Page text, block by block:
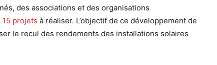
des associations et des organisations
15 projets à réaliser. L’objectif de ce développement de
le recul des rendements des installations solaires